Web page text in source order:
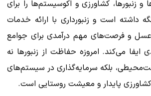
زنبورها، کشاورزی و اکوسیستم‌ها را برای
داشته است و زنبورداری با ارائه خدمات
عسل و فرصت‌های مهم درآمدی برای جوامع
ایفا می‌کند. امروزه حفاظت از زنبورها نه
بلکه سرمایه‌گذاری در سیستم‌های
پایدار و معیشت روستایی است.